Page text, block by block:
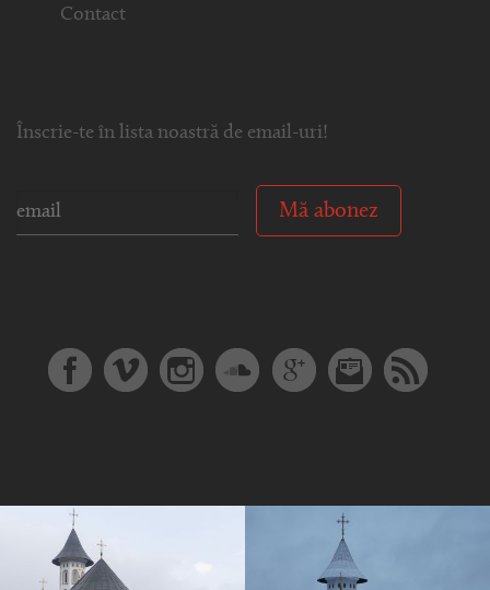
Contact
Înscrie-te în lista noastră de email-uri!
Mă abonez